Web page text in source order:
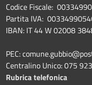
Codice Fiscale:
Partita IVA:
IBAN: IT 44 W 02008
PEC:
Centralino Unico: 075
Rubrica telefonica